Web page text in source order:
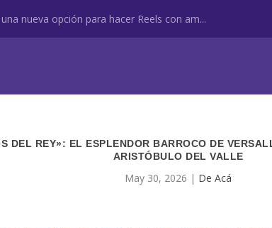
nueva opción para hacer Reels con am...
DEL REY»: EL ESPLENDOR BARROCO DE
ARISTÓBULO DEL VALLE
May 30, 2026 | De Acá